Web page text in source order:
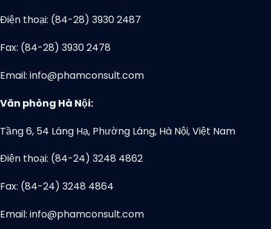
Điện thoại: (84-28) 3930 2487
Fax: (84-28) 3930 2478
Email: info@phamconsult.com
Văn phòng Hà Nội:
Tầng 6, 54 Láng Hạ, Phường Láng, Hà Nội, Việt Nam
Điện thoại: (84-24) 3248 4862
Fax: (84-24) 3248 4864
Email: info@phamconsult.com